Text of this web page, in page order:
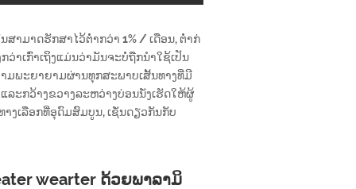
າມາດຮັກສາໄວ້ຕໍ່າກວ່າ 1% / ເດືອນ, ຕ່ໍາກ່
ວ່າເກົ່າເຖິງແມ່ນວ່າມັນຈະບໍ່ຖືກນໍາໃຊ້ເປັນ
ມພະຍາຍາມຜ່ານທຸກສະພາບເສັ້ນທາງທີ່ມີ
ລະກວ້າງຂວາງລະຫວ່າງບ່ອນນັ່ງເຮັດໃຫ້ຜູ້
ງເລືອກທີ່ອຸດົມສົມບູນ, ເຊັ່ນດຽວກັນກັບ
wearter ດ້ວຍພາລາມິ